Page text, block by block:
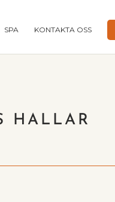
SPA KONTAKTA OSS
HALLAR